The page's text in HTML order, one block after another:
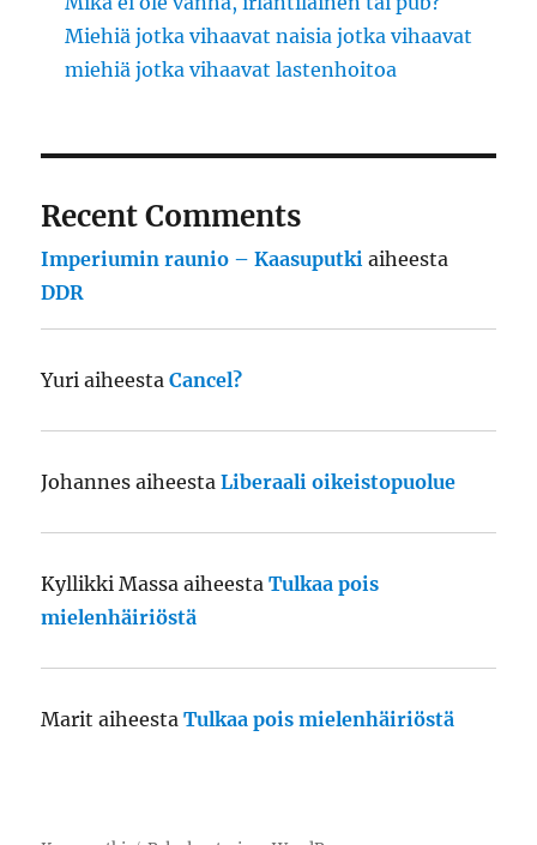
Miehiä jotka vihaavat naisia jotka vihaavat
miehiä jotka vihaavat lastenhoitoa
Recent Comments
Imperiumin raunio – Kaasuputki aiheesta
DDR
Yuri aiheestaCancel?
Johannes aiheestaLiberaali oikeistopuolue
Kyllikki Massa aiheestaTulkaa pois
mielenhäiriöstä
Marit aiheestaTulkaa pois mielenhäiriöstä